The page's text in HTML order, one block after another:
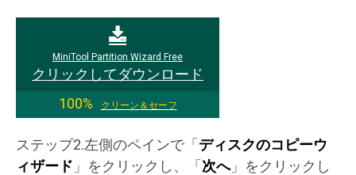
MiniTool Partition Wizard Free
クリックしてダウンロード
100%
クリーン＆セーフ
ステップ2.左側のペインで「ディスクのコピーウ
ィザード 」をクリックし、「次へ」をクリックし